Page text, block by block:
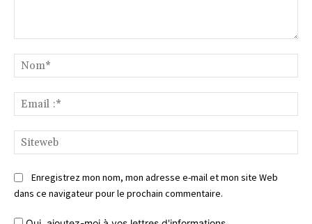
:*
Enregistrez mon nom, mon adresse e-mail et mon site Web
dans ce navigateur pour le prochain commentaire.